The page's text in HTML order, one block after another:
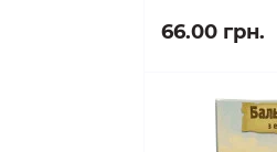
66.00 грн.